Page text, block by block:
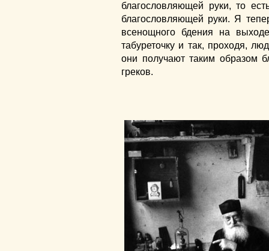
благословляющей руки, то
благословляющей руки. Я
всенощного бдения на
табуреточку и так, проходя,
они получают таким образом
греков.